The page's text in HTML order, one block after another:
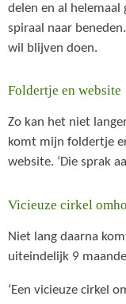
delen en al helemaal
spiraal naar
wil blijven doen.
Foldertje en website
Zo kan het niet
komt mijn foldertje
website. ‘Die sprak
Vicieuze cirkel
Niet lang daarna
uiteindelijk 9
‘Een vicieuze cirkel